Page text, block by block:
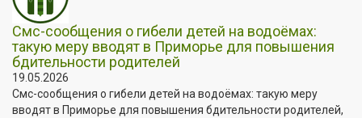
Смс-сообщения о гибели детей на водоёмах:
такую меру вводят в Приморье для повышения
бдительности родителей
19.05.2026
Смс-сообщения о гибели детей на водоёмах: такую меру
вводят в Приморье для повышения бдительности родителей,